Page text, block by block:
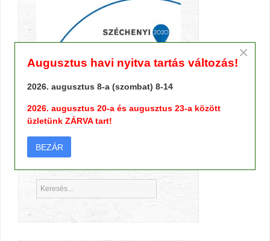
TERMÉK KERESŐ
×
Augusztus havi nyitva tartás változás!
2026. augusztus 8-a (szombat) 8-14
2026. augusztus 20-a és augusztus 23-a között
üzletünk ZÁRVA tart!
BEZÁR